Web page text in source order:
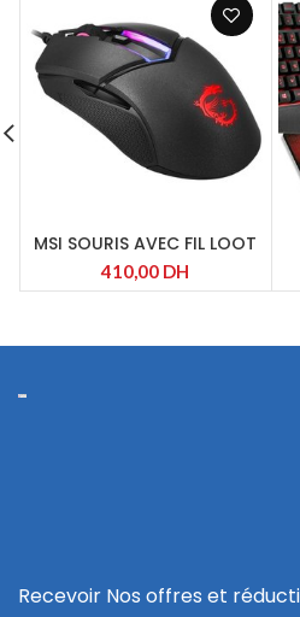
MSI SOURIS AVEC FIL LOOT
BOX
410,00 DH
Recevoir Nos offres et